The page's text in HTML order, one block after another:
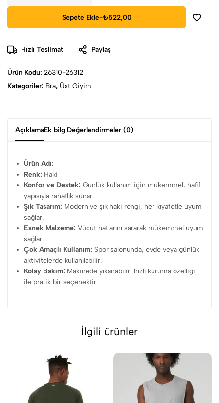
Sepete Ekle-₺522,00
Hızlı Teslimat Paylaş
Ürün Kodu: 26310-26312
Kategoriler: Bra, Üst Giyim
AçıklamaEk bilgiDeğerlendirmeler (0)
Ürün Adı:
Renk: Haki
Konfor ve Destek: Günlük kullanım için mükemmel, hafif
yapısıyla rahatlık sunar.
Şık Tasarım: Modern ve şık haki rengi, her kıyafetle uyum
sağlar.
Esnek Malzeme: Vücut hatlarını sararak mükemmel uyum
sağlar.
Çok Amaçlı Kullanım: Spor salonunda, evde veya günlük
aktivitelerde kullanılabilir.
Kolay Bakım: Makinede yıkanabilir, hızlı kuruma özelliği
ile pratik bir seçenektir.
İlgili ürünler